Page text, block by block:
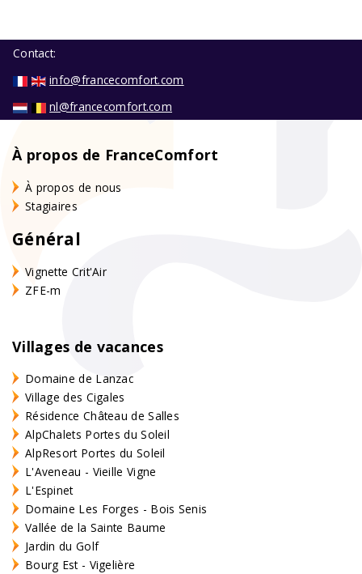
Contact:
info@francecomfort.com
nl@francecomfort.com
À propos de FranceComfort
À propos de nous
Stagiaires
Général
Vignette Crit'Air
ZFE-m
Villages de vacances
Domaine de Lanzac
Village des Cigales
Résidence Château de Salles
AlpChalets Portes du Soleil
AlpResort Portes du Soleil
L'Aveneau - Vieille Vigne
L'Espinet
Domaine Les Forges - Bois Senis
Vallée de la Sainte Baume
Jardin du Golf
Bourg Est - Vigelière